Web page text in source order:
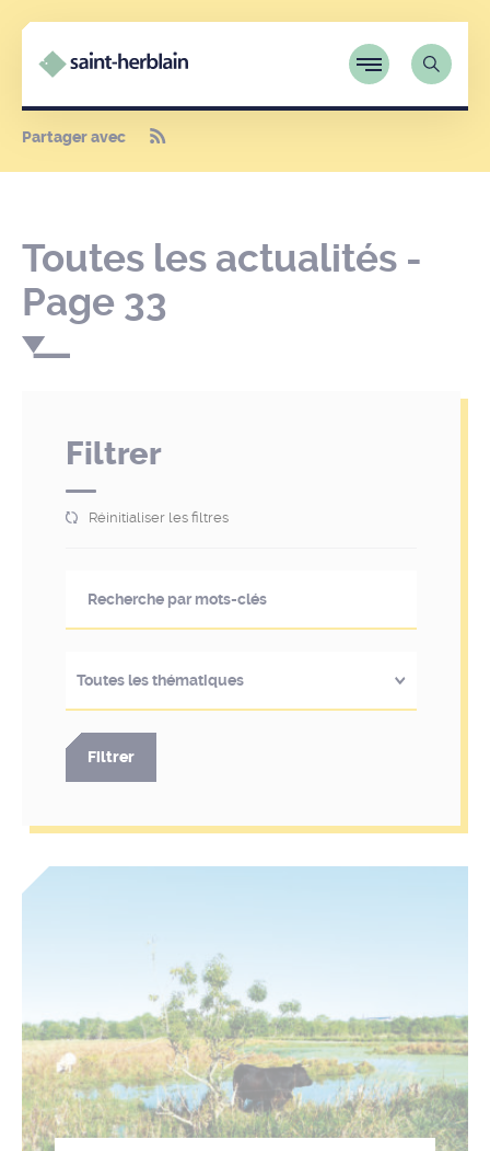
Partager avec
Toutes les actualités -
Page 33
Filtrer
Réinitialiser les filtres
Toutes les thématiques
Filtrer